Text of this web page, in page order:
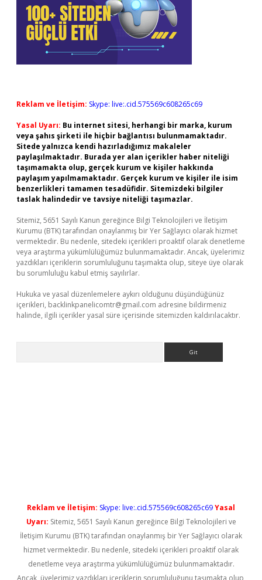
Reklam ve İletişim: Skype: live:.cid.575569c608265c69
Yasal Uyarı: Bu internet sitesi, herhangi bir marka, kurum
veya şahıs şirketi ile hiçbir bağlantısı bulunmamaktadır.
Sitede yalnızca kendi hazırladığımız makaleler
paylaşılmaktadır. Burada yer alan içerikler haber niteliği
taşımamakta olup, gerçek kurum ve kişiler hakkında
paylaşım yapılmamaktadır. Gerçek kurum ve kişiler ile isim
benzerlikleri tamamen tesadüfidir. Sitemizdeki bilgiler
taslak halindedir ve tavsiye niteliği taşımazlar.
Sitemiz, 5651 Sayılı Kanun gereğince Bilgi Teknolojileri ve İletişim
Kurumu (BTK) tarafından onaylanmış bir Yer Sağlayıcı olarak hizmet
vermektedir. Bu nedenle, sitedeki içerikleri proaktif olarak denetleme
veya araştırma yükümlülüğümüz bulunmamaktadır. Ancak, üyelerimiz
yazdıkları içeriklerin sorumluluğunu taşımakta olup, siteye üye olarak
bu sorumluluğu kabul etmiş sayılırlar.
Hukuka ve yasal düzenlemelere aykırı olduğunu düşündüğünüz
içerikleri, backlinkpanelicomtr@gmail.com adresine bildirmeniz
halinde, ilgili içerikler yasal süre içerisinde sitemizden kaldırılacaktır.
Reklam ve İletişim: Skype: live:.cid.575569c608265c69Yasal
Uyarı: Sitemiz, 5651 Sayılı Kanun gereğince Bilgi Teknolojileri ve
İletişim Kurumu (BTK) tarafından onaylanmış bir Yer Sağlayıcı olarak
hizmet vermektedir. Bu nedenle, sitedeki içerikleri proaktif olarak
denetleme veya araştırma yükümlülüğümüz bulunmamaktadır.
Ancak, üyelerimiz yazdıkları içeriklerin sorumluluğunu taşımakta olup,